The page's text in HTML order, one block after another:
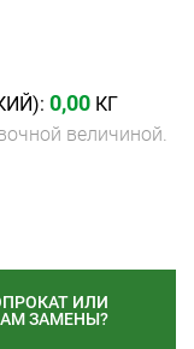
0,00 КГ
величиной.
ИЛИ
ЗАМЕНЫ?